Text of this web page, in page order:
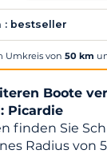
: bestseller
Umkreis von 50 km
Boote
Picardie
finden Sie
Radius von